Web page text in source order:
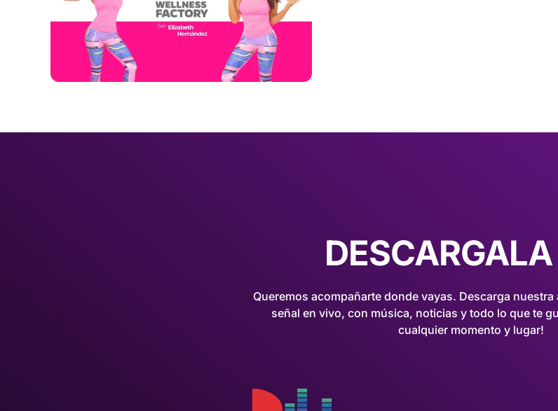
Queremos acompañarte donde vayas. Descarga
señal en vivo, con música, noticias y todo lo que te
cualquier momento y lugar!